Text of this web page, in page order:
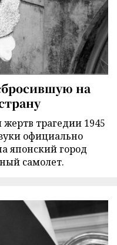
на
трагедии 1945
официально
японский город
самолет.